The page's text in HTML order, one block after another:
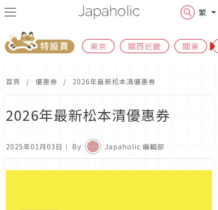
繁
東京 關西近畿 關東
首頁 優惠券 2026年最新松本清優惠券
2026年最新松本清優惠券
2025年01月03日 ｜ By Japaholic 編輯部